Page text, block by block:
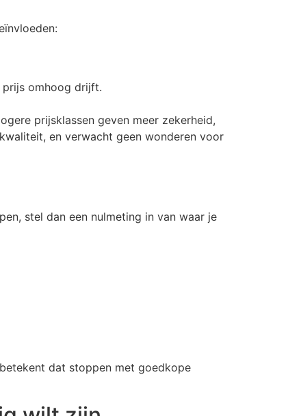
omhoog drijft.
prijsklassen geven meer zekerheid,
en verwacht geen wonderen voor
stel dan een nulmeting in van waar je
dat stoppen met goedkope